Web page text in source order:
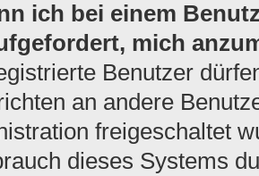
ich bei einem
mich
Benutzer
an andere
freigeschaltet
dieses Systems